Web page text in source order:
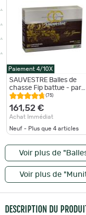
Paiement 4/10X
SAUVESTRE Balles de
chasse Fip battue - par
boite de 20 30R BLASER
164Gr
(75)
161,52 €
Achat Immédiat
Neuf - Plus que 4 articles
Voir plus de
Voir plus de
DESCRIPTION DU